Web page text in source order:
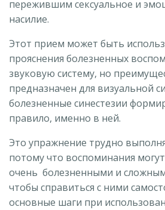
пережившим сексуальное и
насилие.
Этот прием может быть
прояснения болезненных
звуковую систему, но
предназначен для визуальной
болезненные синестезии
правило, именно в ней.
Это упражнение трудно
потому что воспоминания могут
очень болезненными и
чтобы справиться с ними
основные шаги при